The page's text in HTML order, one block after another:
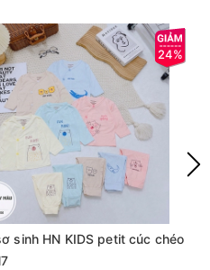
24%
sinh HN KIDS petit cúc chéo